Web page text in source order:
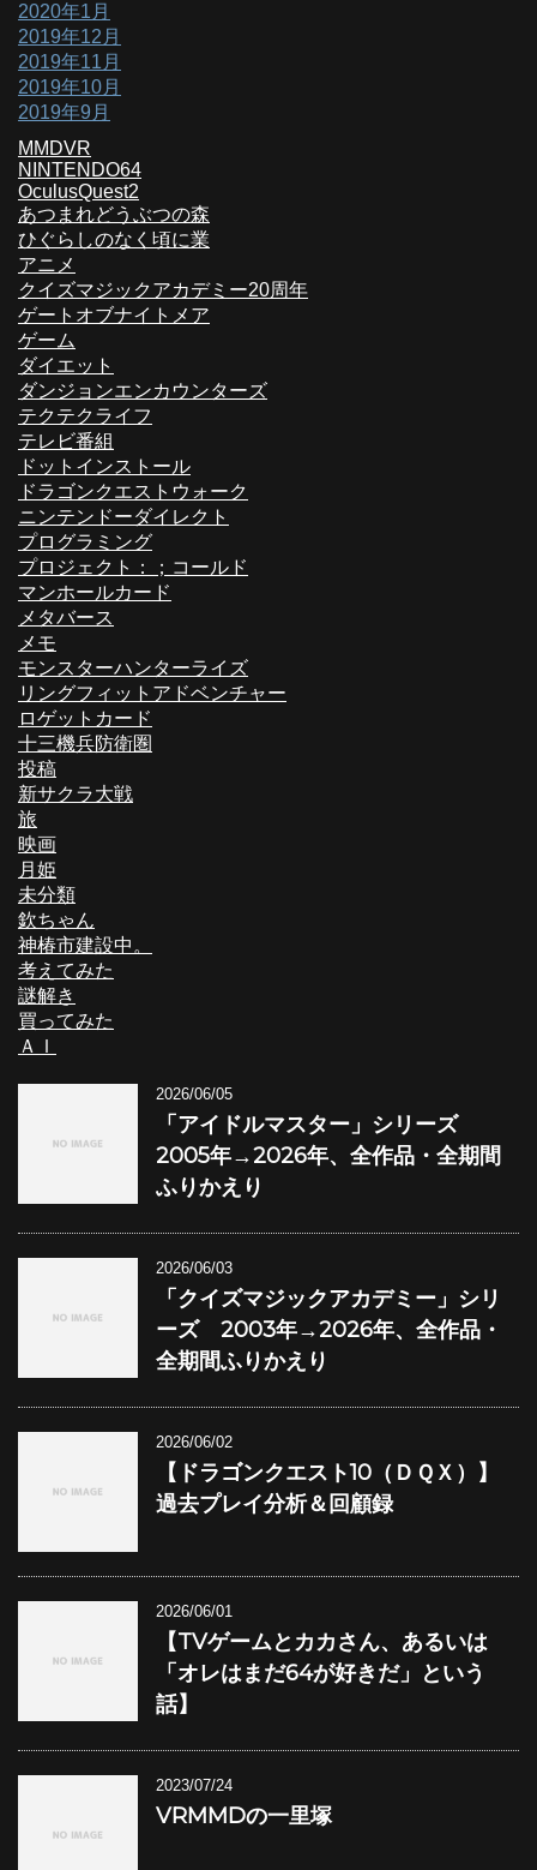
2020年1月
2019年12月
2019年11月
2019年10月
2019年9月
MMDVR
NINTENDO64
OculusQuest2
あつまれどうぶつの森
ひぐらしのなく頃に業
アニメ
クイズマジックアカデミー20周年
ゲートオブナイトメア
ゲーム
ダイエット
ダンジョンエンカウンターズ
テクテクライフ
テレビ番組
ドットインストール
ドラゴンクエストウォーク
ニンテンドーダイレクト
プログラミング
プロジェクト：；コールド
マンホールカード
メタバース
メモ
モンスターハンターライズ
リングフィットアドベンチャー
ロゲットカード
十三機兵防衛圏
投稿
新サクラ大戦
旅
映画
月姫
未分類
欽ちゃん
神椿市建設中。
考えてみた
謎解き
買ってみた
ＡＩ
2026/06/05
「アイドルマスター」シリーズ
2005年→2026年、全作品・全期間
ふりかえり
2026/06/03
「クイズマジックアカデミー」シリ
ーズ 2003年→2026年、全作品・
全期間ふりかえり
2026/06/02
【ドラゴンクエスト10（ＤＱＸ）】
過去プレイ分析＆回顧録
2026/06/01
【TVゲームとカカさん、あるいは
「オレはまだ64が好きだ」という
話】
2023/07/24
VRMMDの一里塚